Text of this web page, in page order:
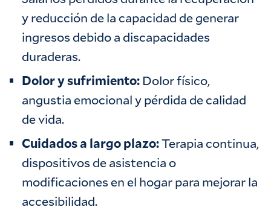
y reducción de la capacidad de generar
ingresos debido a discapacidades
duraderas.
Dolor y sufrimiento: Dolor físico,
angustia emocional y pérdida de calidad
de vida.
Cuidados a largo plazo:Terapia continua,
dispositivos de asistencia o
modificaciones en el hogar para mejorar la
accesibilidad.